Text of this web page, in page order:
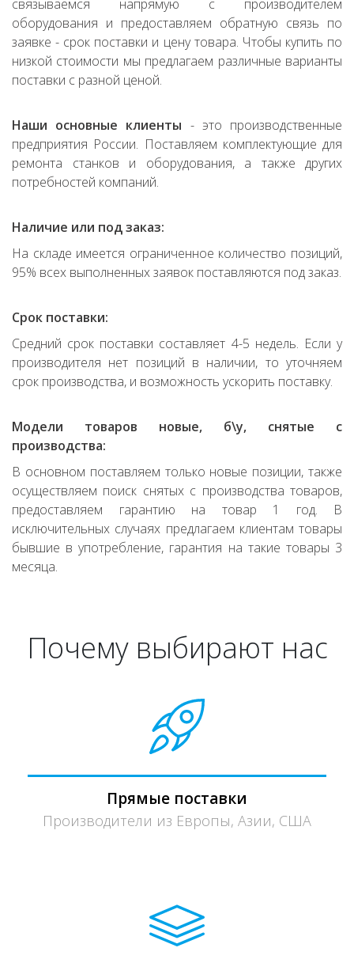
связываемся напрямую с производителем
оборудования и предоставляем обратную связь по
заявке - срок поставки и цену товара. Чтобы купить по
низкой стоимости мы предлагаем различные варианты
поставки с разной ценой.
Наши основные клиенты - это производственные
предприятия России. Поставляем комплектующие для
ремонта станков и оборудования, а также других
потребностей компаний.
Наличие или под заказ:
На складе имеется ограниченное количество позиций,
95% всех выполненных заявок поставляются под заказ.
Срок поставки:
Средний срок поставки составляет 4-5 недель. Если у
производителя нет позиций в наличии, то уточняем
срок производства, и возможность ускорить поставку.
Модели товаров новые, б\у, снятые с
производства:
В основном поставляем только новые позиции, также
осуществляем поиск снятых с производства товаров,
предоставляем гарантию на товар 1 год. В
исключительных случаях предлагаем клиентам товары
бывшие в употребление, гарантия на такие товары 3
месяца.
Почему выбирают нас
Прямые поставки
Производители из Европы, Азии, США